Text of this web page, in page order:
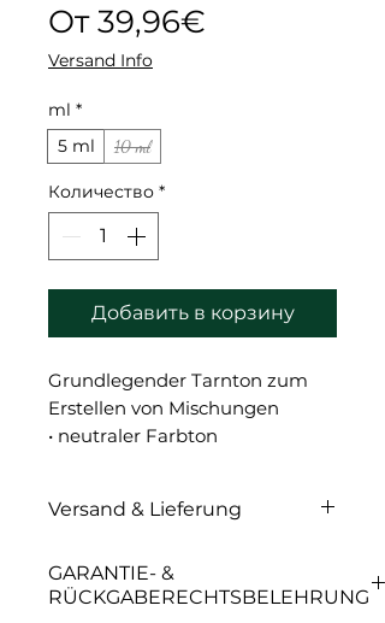
От39,96€
Versand Info
ml *
5 ml
10 ml
Количество *
Добавить в корзину
Grundlegender Tarnton zum
Erstellen von Mischungen
• neutraler Farbton
Etalon-Camouflage-
Versand & Lieferung
GARANTIE- &
RÜCKGABERECHTSBELEHRUNG